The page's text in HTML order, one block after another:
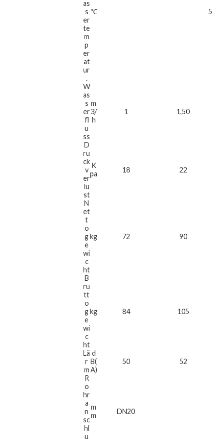
as
s
er
te
m
p
er
at
ur
.
℃ 55
W
as
s
er
fl
u
ss
m
3/
h
1 1,50
D
ru
ck
v
er
lu
st
K
pa
18 22
N
et
t
o
g
e
wi
c
ht
kg 72 90
B
ru
tt
o
g
e
wi
c
ht
kg 84 105
Lä
r
m
d
B(
A)
50
52
R
o
hr
a
n
sc
hl
u
m
m
DN20